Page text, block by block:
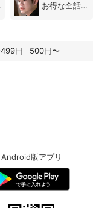
） お得な全話パック
円 500円〜
Android版アプリ